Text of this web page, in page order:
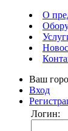
О
Ваш
Вход
Логин: